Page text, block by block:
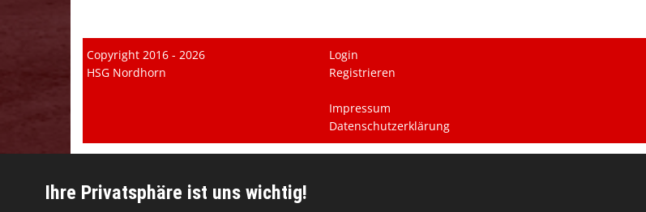
Copyright 2016 - 2026
HSG Nordhorn
Login
Registrieren
Impressum
Datenschutzerklärung